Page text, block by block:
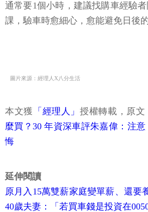
通常要1個小時，建議找購車經驗
課，驗車時愈細心，愈能避免日後的
圖片來源：經理人X八分生活
本文獲 「經理人」授權轉載，原文
麼買？30 年資深車評朱嘉偉：注
悔
延伸閱讀
原月入15萬雙薪家庭變單薪、還
40歲夫妻：「若買車錢是投資在